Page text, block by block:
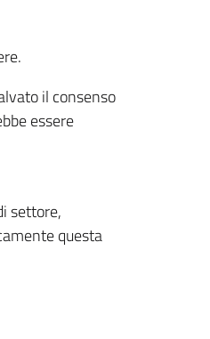
il consenso
essere
settore,
questa